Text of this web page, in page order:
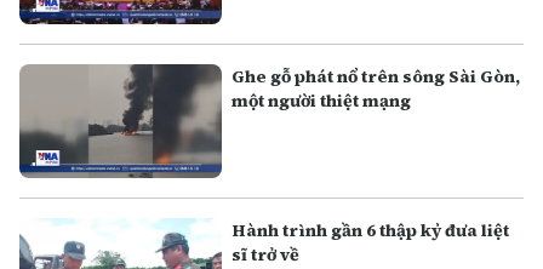
Ghe gỗ phát nổ trên sông Sài Gòn,
một người thiệt mạng
Hành trình gần 6 thập kỷ đưa liệt
sĩ trở về